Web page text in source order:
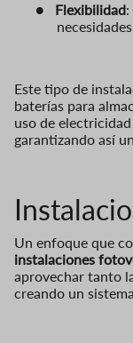
●
Flexibilidad
Este tipo de
baterías para
uso de
garantizando así
Un enfoque que
instalaciones
aprovechar tanto
creando un